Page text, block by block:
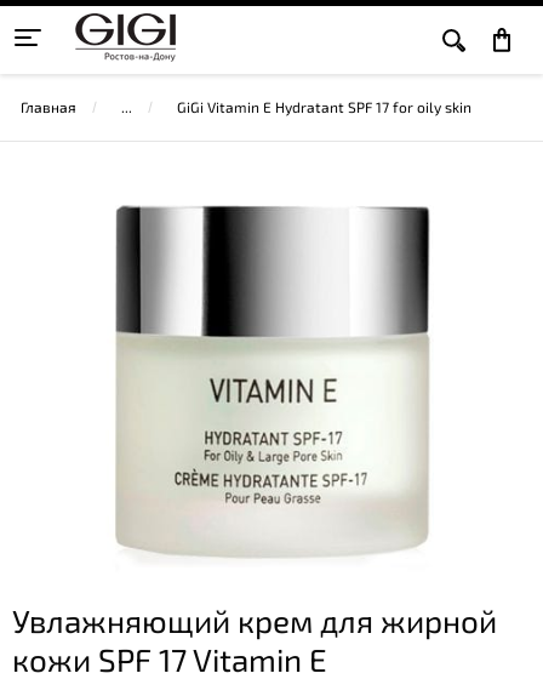
Главная GiGi Vitamin E Hydratant SPF 17 for oily skin
Увлажняющий крем для жирной
кожи SPF 17 Vitamin E